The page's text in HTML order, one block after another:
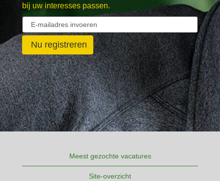
bij uw interesses passen.
Meest gezochte vacatures
Site-overzicht